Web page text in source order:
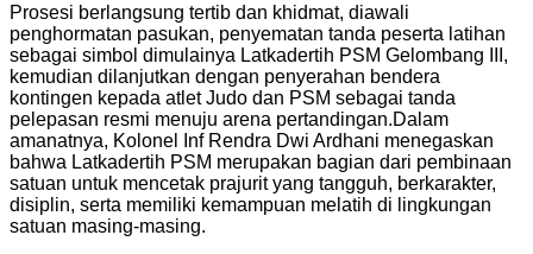
Prosesi berlangsung tertib dan khidmat, diawali
penghormatan pasukan, penyematan tanda peserta latihan
sebagai simbol dimulainya Latkadertih PSM Gelombang III,
kemudian dilanjutkan dengan penyerahan bendera
kontingen kepada atlet Judo dan PSM sebagai tanda
pelepasan resmi menuju arena pertandingan.Dalam
amanatnya, Kolonel Inf Rendra Dwi Ardhani menegaskan
bahwa Latkadertih PSM merupakan bagian dari pembinaan
satuan untuk mencetak prajurit yang tangguh, berkarakter,
disiplin, serta memiliki kemampuan melatih di lingkungan
satuan masing-masing.